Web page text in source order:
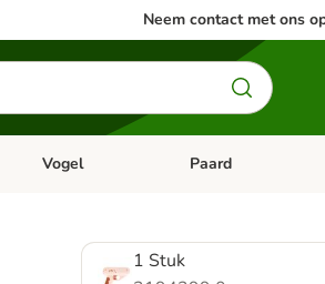
Neem contact met ons
Kleine dieren
Open categorie menu: Vis
Vogel Open categorie
Paard
1 Stuk